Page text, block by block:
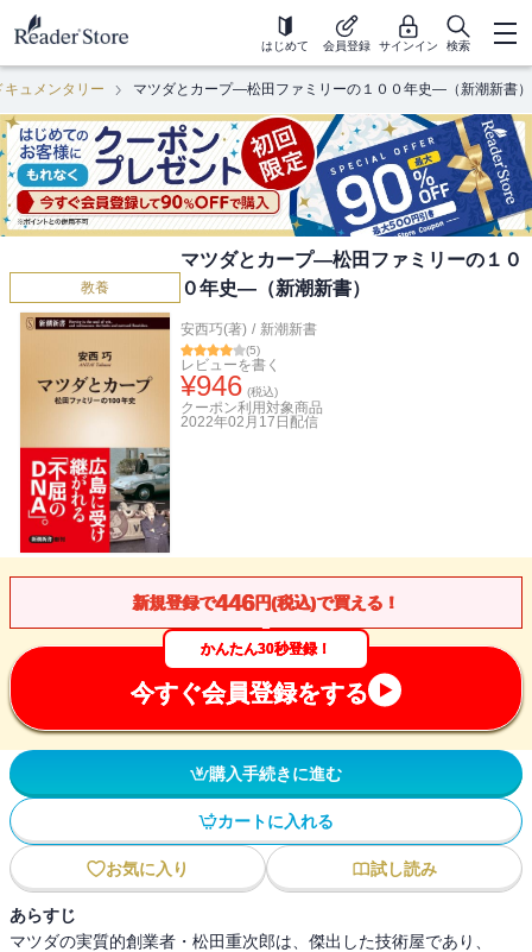
はじめて 会員登録 サインイン 検索
ュメンタリー マツダとカープ―松田ファミリーの１００年史―（新潮新書）
教養
マツダとカープ―松田ファミリーの１０
０年史―（新潮新書）
安西巧(著) / 新潮新書
(5)
レビューを書く
¥946 (税込)
クーポン利用対象商品
2022年02月17日 配信
新規登録で446円(税込)で買える！
かんたん30秒登録！
今すぐ会員登録をする
購入手続きに進む
カートに入れる
お気に入り 試し読み
あらすじ
マツダの実質的創業者・松田重次郎は、傑出した技術屋であり、